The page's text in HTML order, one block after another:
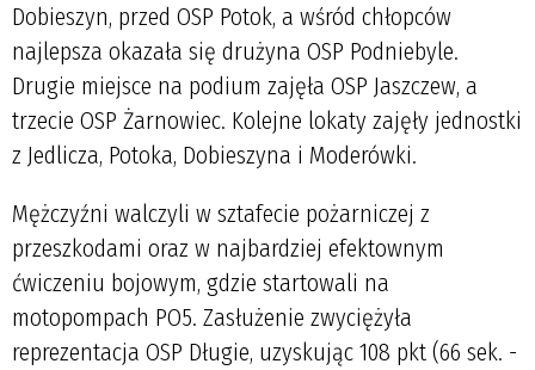
Dobieszyn, przed OSP Potok, a wśród chłopców
najlepsza okazała się drużyna OSP Podniebyle.
Drugie miejsce na podium zajęła OSP Jaszczew, a
trzecie OSP Żarnowiec. Kolejne lokaty zajęły jednostki
z Jedlicza, Potoka, Dobieszyna i Moderówki.
Mężczyźni walczyli w sztafecie pożarniczej z
przeszkodami oraz w najbardziej efektownym
ćwiczeniu bojowym, gdzie startowali na
motopompach PO5. Zasłużenie zwyciężyła
reprezentacja OSP Długie, uzyskując 108 pkt (66 sek. -